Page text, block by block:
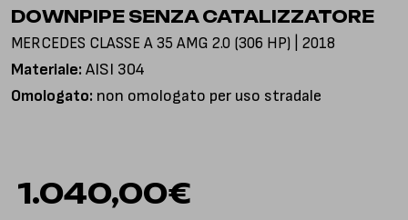
DOWNPIPE SENZA CATALIZZATORE
MERCEDES CLASSE A 35 AMG 2.0 (306 HP) | 2018
Materiale: AISI 304
Omologato: non omologato per uso stradale
€
1.040,00